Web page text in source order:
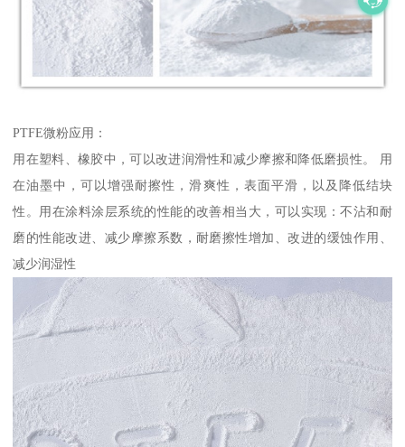
PTFE微粉应用：
用在塑料、橡胶中，可以改进润滑性和减少摩擦和降低磨损性。 用
在油墨中，可以增强耐擦性，滑爽性，表面平滑，以及降低结块
性。用在涂料涂层系统的性能的改善相当大，可以实现：不沾和耐
磨的性能改进、减少摩擦系数，耐磨擦性增加、改进的缓蚀作用、
减少润湿性